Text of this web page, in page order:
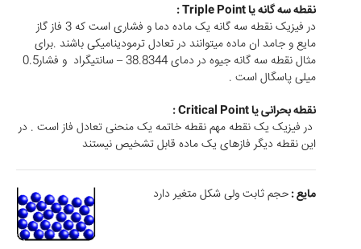
نقطه سه گانه یا Triple Point :
در فیزیک نقطه سه گانه یک ماده دما و فشاری است که 3 فاز گاز
مایع و جامد ان ماده میتوانند در تعادل ترمودینامیکی باشند .برای
مثال نقطه سه گانه جیوه در دمای 38.8344 – سانتیگراد و فشار0.5
میلی پاسگال است .
نقطه بحرانی یا Critical Point :
در فیزیک یک نقطه مهم نقطه خاتمه یک منحنی تعادل فاز است . در
این نقطه دیگر فازهای یک ماده قابل تشخیص نیستند
مایع :حجم ثابت ولی شکل متغیر دارد